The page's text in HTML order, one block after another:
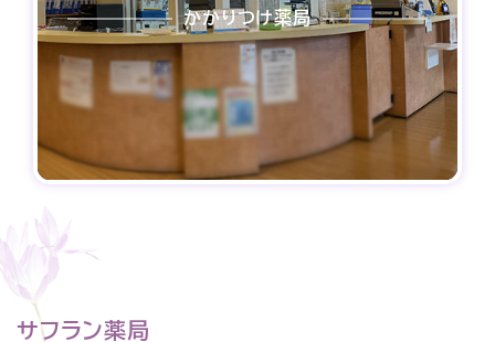
かかりつけ薬局
サフラン薬局